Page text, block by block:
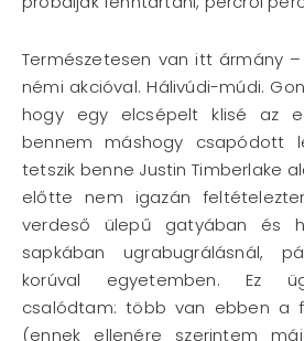
Természetesen van itt ármány
némi akcióval. Hálivúdi-múdi.
hogy egy elcsépelt klisé az
bennem máshogy csapódott
tetszik benne Justin Timberlake
előtte nem igazán
verdeső ülepű gatyában és
sapkában ugrabugrálásnál,
korúval egyetemben. Ez
csalódtam: több van ebben a
(ennek ellenére szerintem